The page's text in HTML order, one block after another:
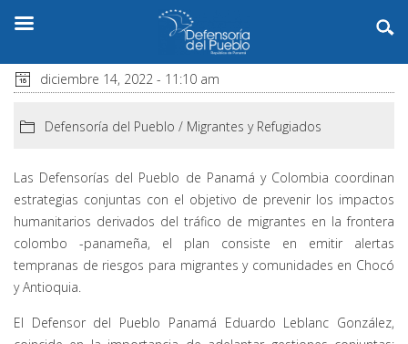
diciembre 14, 2022 - 11:10 am
Defensoría del Pueblo / Migrantes y Refugiados
Las Defensorías del Pueblo de Panamá y Colombia coordinan
estrategias conjuntas con el objetivo de prevenir los impactos
humanitarios derivados del tráfico de migrantes en la frontera
colombo -panameña, el plan consiste en emitir alertas
tempranas de riesgos para migrantes y comunidades en Chocó
y Antioquia.
El Defensor del Pueblo Panamá Eduardo Leblanc González,